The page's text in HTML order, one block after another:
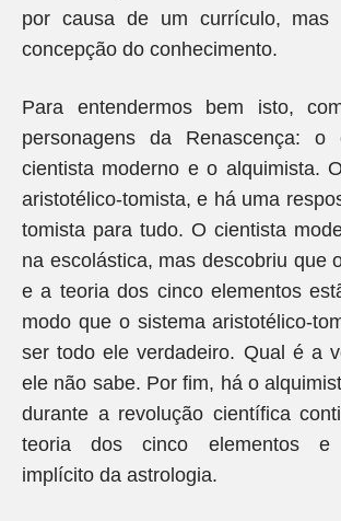
por causa de um currículo, mas
concepção do conhecimento.
Para entendermos bem isto,
personagens da Renascença: o
cientista moderno e o alquimista.
aristotélico-tomista, e há uma
tomista para tudo. O cientista
na escolástica, mas descobriu que
e a teoria dos cinco elementos
modo que o sistema aristotélico-
ser todo ele verdadeiro. Qual é a
ele não sabe. Por fim, há o
durante a revolução científica
teoria dos cinco elementos e
implícito da astrologia.